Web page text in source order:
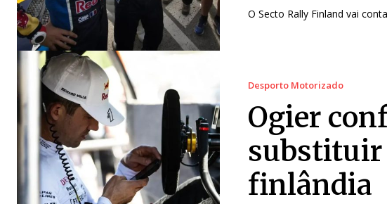
O Secto Rally Finland vai
Desporto Motorizado
Ogier
substituir
finlândia